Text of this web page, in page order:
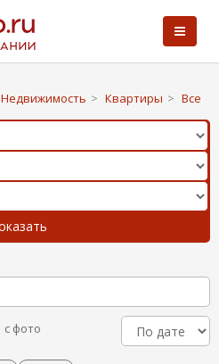
Недвижимость > Квартиры > Все
с фото